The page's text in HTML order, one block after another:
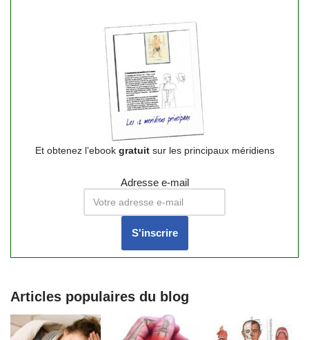
Et obtenez l’ebook gratuitsur les principaux méridiens
Adresse e-mail
Articles populaires du blog